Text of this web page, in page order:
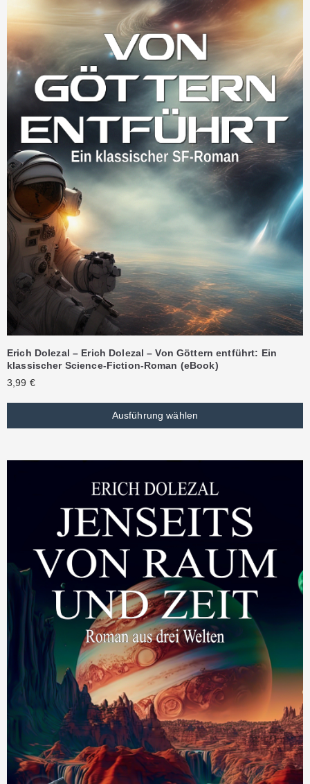
Erich Dolezal – Erich Dolezal – Von Göttern entführt: Ein
klassischer Science-Fiction-Roman (eBook)
3,99 €
Ausführung wählen